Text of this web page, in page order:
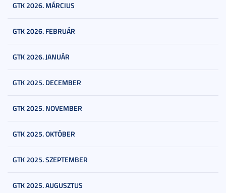
GTK 2026. MÁRCIUS
GTK 2026. FEBRUÁR
GTK 2026. JANUÁR
GTK 2025. DECEMBER
GTK 2025. NOVEMBER
GTK 2025. OKTÓBER
GTK 2025. SZEPTEMBER
GTK 2025. AUGUSZTUS